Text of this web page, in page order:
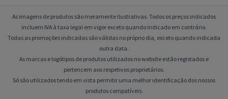
As imagens de produtos são meramente ilustrativas. Todos os preços indicados
incluem IVA à taxa legal em vigor exceto quando indicado em contrário.
Todas as promoções indicadas são válidas no próprio dia, exceto quando indicada
outra data.
As marcas e logótipos de produtos utilizados no website estão registados e
pertencem aos respetivos proprietários.
Só são utilizados tendo em vista permitir uma melhor identificação dos nossos
produtos compatíveis.